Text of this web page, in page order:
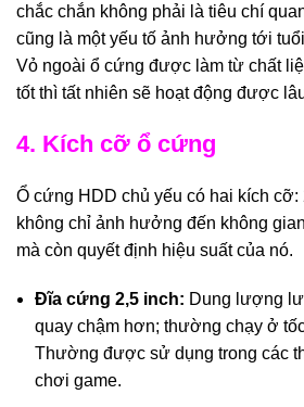
chắc chắn không phải là tiêu chí
cũng là một yếu tố ảnh hưởng tới
Vỏ ngoài ổ cứng được làm từ chất
tốt thì tất nhiên sẽ hoạt động được
4. Kích cỡ ổ cứng
Ổ cứng HDD chủ yếu có hai kích cỡ:
không chỉ ảnh hưởng đến không
mà còn quyết định hiệu suất của nó.
Đĩa cứng 2,5 inch: Dung lượng
quay chậm hơn; thường chạy ở
Thường được sử dụng trong các
chơi game.